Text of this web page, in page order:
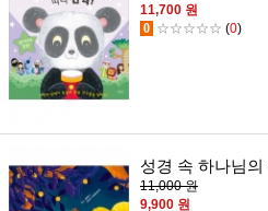
11,700 원
0 ☆☆☆☆☆ (0)
성경 속 하나님
11,000 원
9,900 원